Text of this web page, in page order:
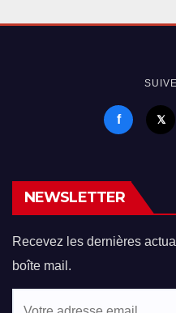
f 𝕏
NEWSLETTER
Recevez les dernières
boîte mail.